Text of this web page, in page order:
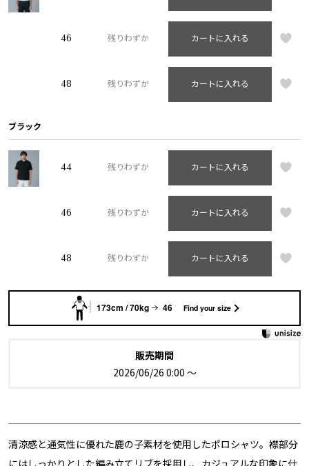
46 残りわずか カートに入れる
48 残りわずか カートに入れる
ブラック
44 残りわずか カートに入れる
46 残りわずか カートに入れる
48 残りわずか カートに入れる
173cm / 70kg 46 Find your size
販売期間
2026/06/26 0:00 〜
清涼感と通気性に優れた鹿の子素材を使用したポロシャツ。襟部分
にはしっかりとした編み立てリブを採用し、カジュアルな印象に仕